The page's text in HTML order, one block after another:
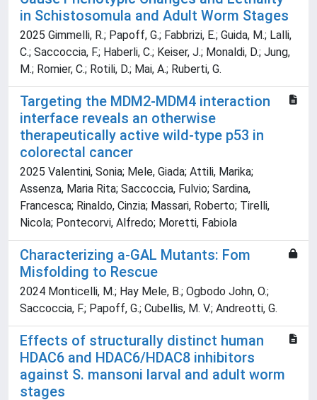
in Schistosomula and Adult Worm Stages
2025 Gimmelli, R.; Papoff, G.; Fabbrizi, E.; Guida, M.; Lalli,
C.; Saccoccia, F.; Haberli, C.; Keiser, J.; Monaldi, D.; Jung,
M.; Romier, C.; Rotili, D.; Mai, A.; Ruberti, G.
Targeting the MDM2-MDM4 interaction
interface reveals an otherwise
therapeutically active wild-type p53 in
colorectal cancer
2025 Valentini, Sonia; Mele, Giada; Attili, Marika;
Assenza, Maria Rita; Saccoccia, Fulvio; Sardina,
Francesca; Rinaldo, Cinzia; Massari, Roberto; Tirelli,
Nicola; Pontecorvi, Alfredo; Moretti, Fabiola
Characterizing a-GAL Mutants: Fom
Misfolding to Rescue
2024 Monticelli, M.; Hay Mele, B.; Ogbodo John, O.;
Saccoccia, F.; Papoff, G.; Cubellis, M. V.; Andreotti, G.
Effects of structurally distinct human
HDAC6 and HDAC6/HDAC8 inhibitors
against S. mansoni larval and adult worm
stages